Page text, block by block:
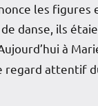
les
danse, ils
à
attentif